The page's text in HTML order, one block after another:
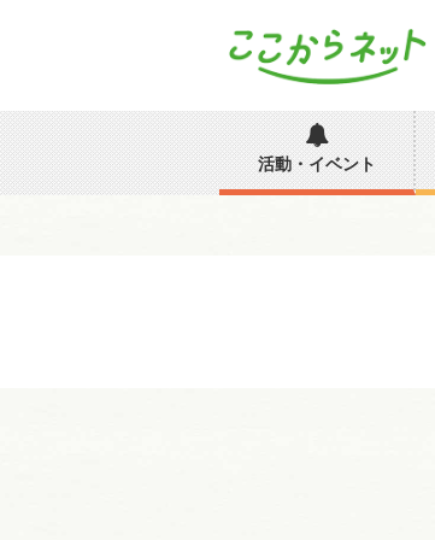
活動・イベント